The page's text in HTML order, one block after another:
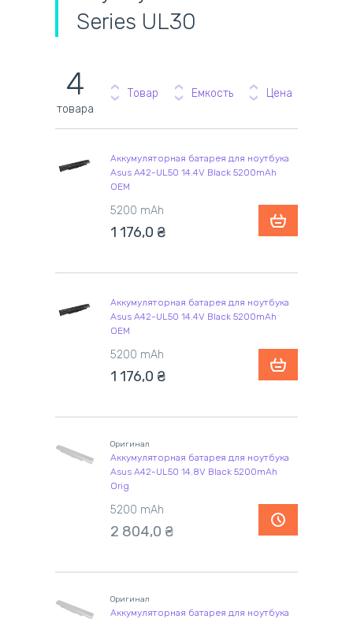
Series UL30
4
товара
Товар Емкость Цена
Аккумуляторная батарея для ноутбука
Asus A42-UL50 14.4V Black 5200mAh
OEM
5200 mAh
1 176,0 ₴
Аккумуляторная батарея для ноутбука
Asus A42-UL50 14.4V Black 5200mAh
OEM
5200 mAh
1 176,0 ₴
Оригинал
Аккумуляторная батарея для ноутбука
Asus A42-UL50 14.8V Black 5200mAh
Orig
5200 mAh
2 804,0 ₴
Оригинал
Аккумуляторная батарея для ноутбука